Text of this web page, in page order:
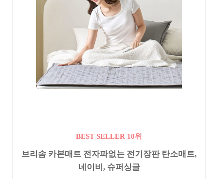
BEST SELLER 10위
브리솜 카본매트 전자파없는 전기장판 탄소매트,
네이비, 슈퍼싱글